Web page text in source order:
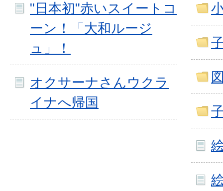
"日本初"赤いスイートコ
ーン！「大和ルージ
ュ」！
オクサーナさんウクラ
イナへ帰国